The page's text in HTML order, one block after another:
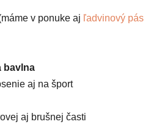
v ponuke aj ľadvinový pás
bavlna
aj na šport
aj brušnej časti